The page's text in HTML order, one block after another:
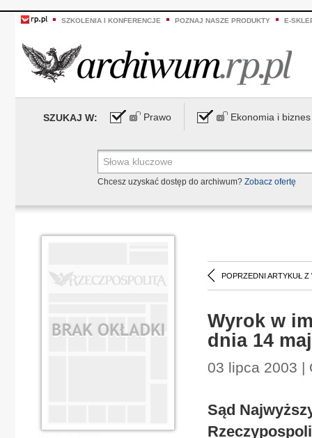
SZKOLENIA I KONFERENCJE POZNAJ NASZE PRODUKTY E-
SZUKAJ W: Prawo Ekonomia i biznes
Chcesz uzyskać dostęp do archiwum? Zobacz ofertę
POPRZEDNI ARTYKUŁ Z
Wyrok w
dnia 14
03 lipca 2003 |
Sąd